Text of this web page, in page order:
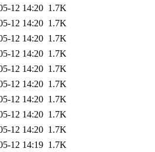
12 14:20 1.7K
12 14:20 1.7K
12 14:20 1.7K
12 14:20 1.7K
12 14:20 1.7K
12 14:20 1.7K
12 14:20 1.7K
12 14:20 1.7K
12 14:20 1.7K
12 14:19 1.7K